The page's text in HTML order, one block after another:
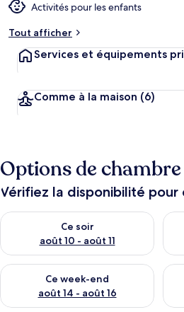
Activités pour les enfants
Tout afficher
Services et équipements
Comme à la maison (6)
Options de chambre
Vérifiez la disponibilité pour
Ce soir
août 10 - août 11
Vérifier la disponibilité pour ce soir
Ce week-end
août 14 - août 16
Vérifier la disponibilité pour ce